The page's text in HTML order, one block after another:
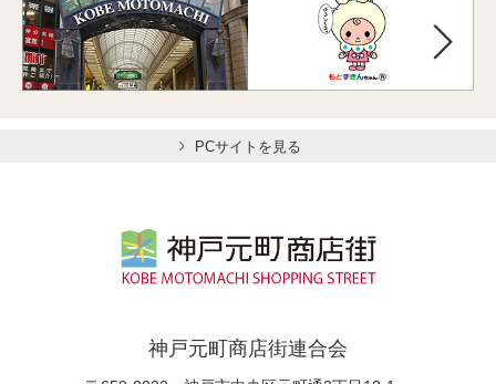
PCサイトを見る
神戸元町商店街連合会